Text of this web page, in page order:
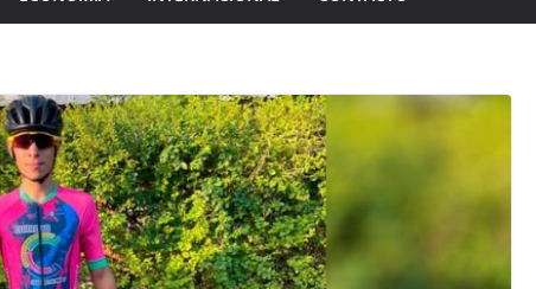
de
de la
la letra chica
extranjero